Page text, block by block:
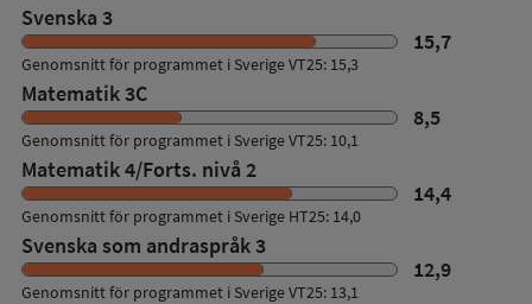
Svenska 3
15,7
Genomsnitt för programmet i Sverige VT25: 15,3
Matematik 3C
8,5
Genomsnitt för programmet i Sverige VT25: 10,1
Matematik 4/Forts. nivå 2
14,4
Genomsnitt för programmet i Sverige HT25: 14,0
Svenska som andraspråk 3
12,9
Genomsnitt för programmet i Sverige VT25: 13,1